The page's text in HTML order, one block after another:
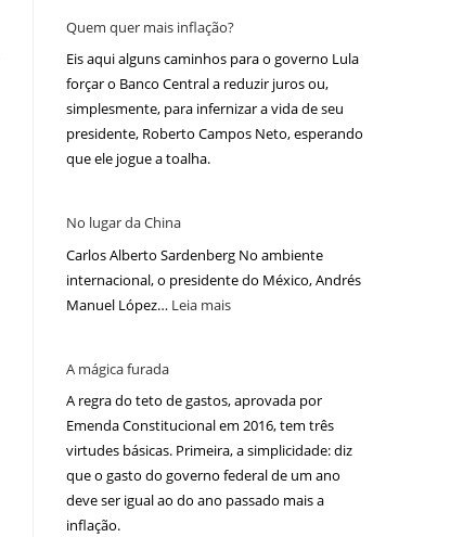
Quem quer mais inflação?
Eis aqui alguns caminhos para o governo Lula
forçar o Banco Central a reduzir juros ou,
simplesmente, para infernizar a vida de seu
presidente, Roberto Campos Neto, esperando
que ele jogue a toalha.
No lugar da China
Carlos Alberto Sardenberg No ambiente
internacional, o presidente do México, Andrés
Manuel López… Leia mais
A mágica furada
A regra do teto de gastos, aprovada por
Emenda Constitucional em 2016, tem três
virtudes básicas. Primeira, a simplicidade: diz
que o gasto do governo federal de um ano
deve ser igual ao do ano passado mais a
inflação.